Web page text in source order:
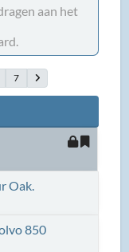
aan het
7
Oak.
850